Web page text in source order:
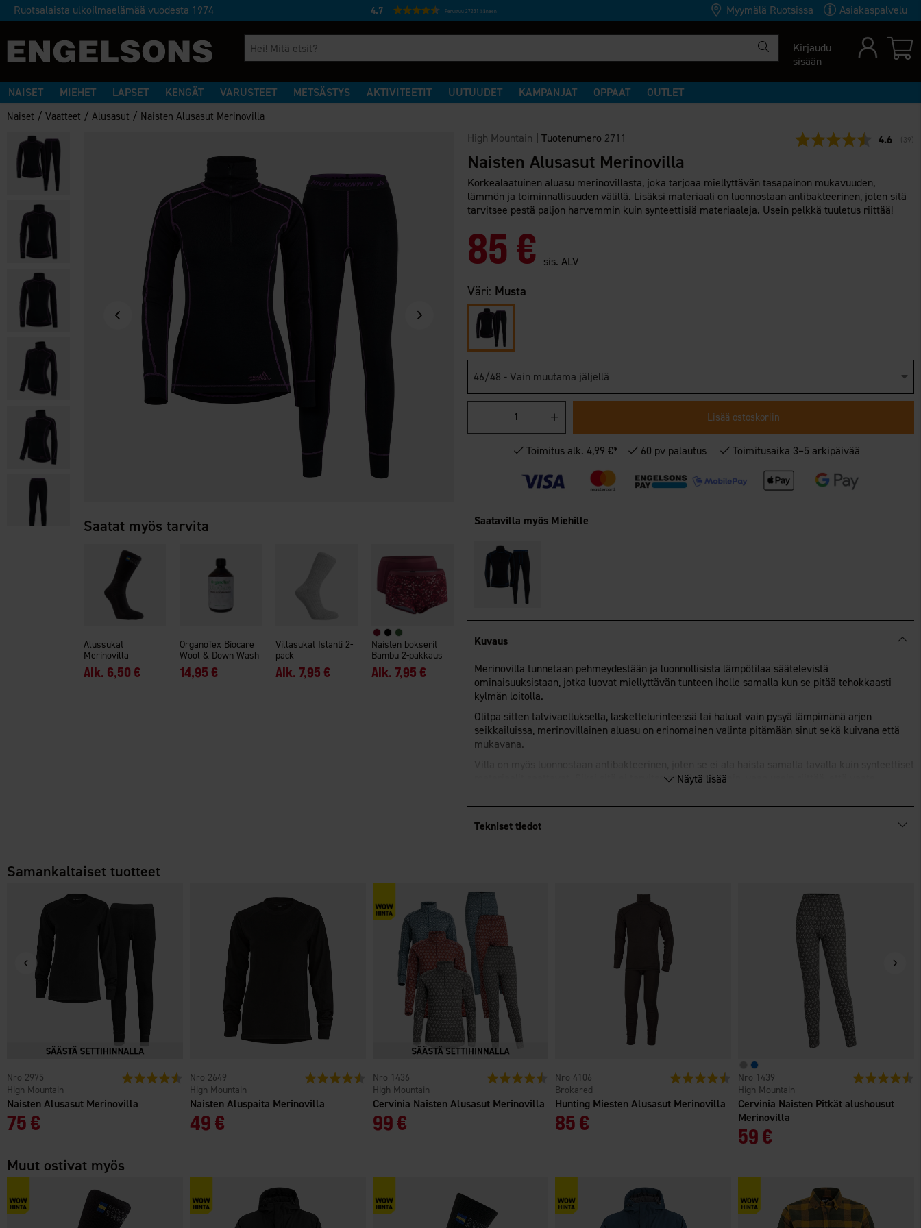
Ruotsalaista ulkoilmaelämää vuodesta 1974 4.7 Perustuu 27231 ääneen Myymälä Ruotsissa Asiakaspalvelu
Kirjaudu
sisään
NAISET MIEHET LAPSET KENGÄT VARUSTEET METSÄSTYS AKTIVITEETIT UUTUUDET KAMPANJAT OPPAAT OUTLET
Naiset /Vaatteet /Alusasut / Naisten Alusasut Merinovilla
Saatat myös tarvita
Alussukat
Merinovilla
Alk. 6,50 €
OrganoTex Biocare
Wool & Down Wash
14,95 €
Villasukat Islanti 2-
pack
Alk. 7,95 €
Naisten bokserit
Bambu 2-pakkaus
Alk. 7,95 €
High Mountain |Tuotenumero 2711 4.6 ( 39
Naisten Alusasut Merinovilla
Korkealaatuinen aluasu merinovillasta, joka tarjoaa miellyttävän tasapainon mukavuuden,
lämmön ja toiminnallisuuden välillä. Lisäksi materiaali on luonnostaan antibakteerinen, joten sitä
tarvitsee pestä paljon harvemmin kuin synteettisiä materiaaleja. Usein pelkkä tuuletus riittää!
85 € sis. ALV
Väri: Musta
46/48 - Vain muutama jäljellä
Lisää ostoskoriin
Toimitus alk. 4,99 €* 60 pv palautus Toimitusaika 3–5 arkipäivää
Saatavilla myös Miehille
Kuvaus
Merinovilla tunnetaan pehmeydestään ja luonnollisista lämpötilaa säätelevistä
ominaisuuksistaan, jotka luovat miellyttävän tunteen iholle samalla kun se pitää tehokkaasti
kylmän loitolla.
Olitpa sitten talvivaelluksella, laskettelurinteessä tai haluat vain pysyä lämpimänä arjen
seikkailuissa, merinovillainen aluasu on erinomainen valinta pitämään sinut sekä kuivana että
mukavana.
materiaalit saattavat. Siksi sitä ei tarvitse pestä yhtä usein, vaan usein riittää, että vaate
Paita, jossa on poolokaulus ja lyhyt vetoketju.
Näytä lisää
Tekniset tiedot
Samankaltaiset tuotteet
Naisten Alusasut Merinovilla
High Mountain
2975
75 €
Arvio: 4.6 5:sta tähdestä
Naisten Aluspaita Merinovilla
High Mountain
2649
49 €
Arvio: 4.6 5:sta tähdestä
Cervinia Naisten Alusasut Merinovilla
High Mountain
1436
99 €
Arvio: 4.6 5:sta tähdestä
Hunting Miesten Alusasut Merinovilla
Brokared
4106
85 €
Arvio: 4.6 5:sta tähdestä
Cervinia Naisten Pitkät alushousut
Merinovilla
High Mountain
1439
59 €
Arvio:
Muut ostivat myös